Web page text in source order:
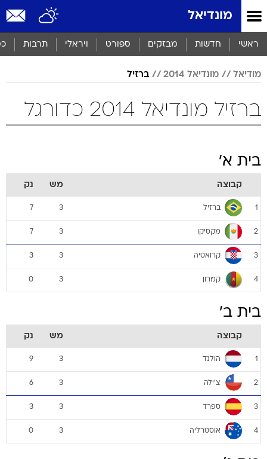
מונדיאל
ראשי חדשות מבזקים ספורט ויראלי תרבות
מודיאל מונדיאל 2014 ברזיל
ברזיל מונדיאל 2014 כדורגל
בית א'
קבוצה מש נק
1 ברזיל 3
7
2 מקסיקו 3
7
3 קרואטיה 3
3
4 קמרון 3
0
בית ב'
קבוצה מש נק
1 הולנד 3
9
2 צ'ילה 3
6
3 ספרד 3
3
4 אוסטרליה 3
0